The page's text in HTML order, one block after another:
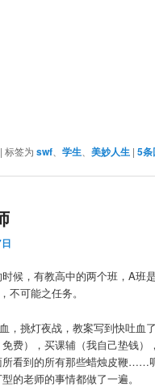
|标签为 swf 、学生 、美妙人生 |5条
候，有教高中的两个班，A班
可能之任务。
，挑灯夜战，教案写到快吐血
费），买课辅（我自己垫钱）
所看到的所有那些蜡烛皮鞭……
的老师的事情都做了一遍。